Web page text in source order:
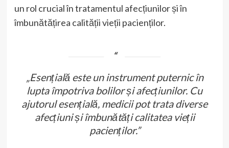
un rol crucial în tratamentul afecțiunilor și în
îmbunătățirea calității vieții pacienților.
„Esențială este un instrument puternic în
lupta împotriva bolilor și afecțiunilor. Cu
ajutorul esențială, medicii pot trata diverse
afecțiuni și îmbunătăți calitatea vieții
pacienților.”